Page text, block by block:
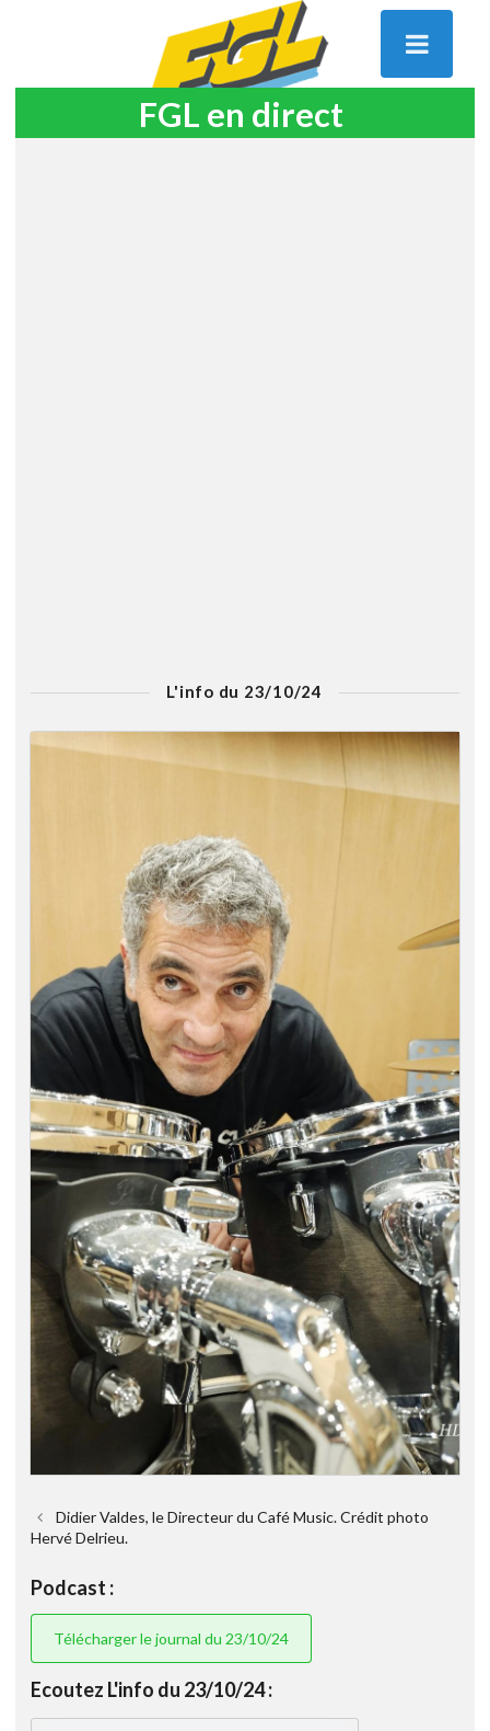
FGL en direct
L'info du 23/10/24
Didier Valdes, le Directeur du Café Music. Crédit photo
Hervé Delrieu.
Podcast :
Télécharger le journal du 23/10/24
Ecoutez L'info du 23/10/24 :